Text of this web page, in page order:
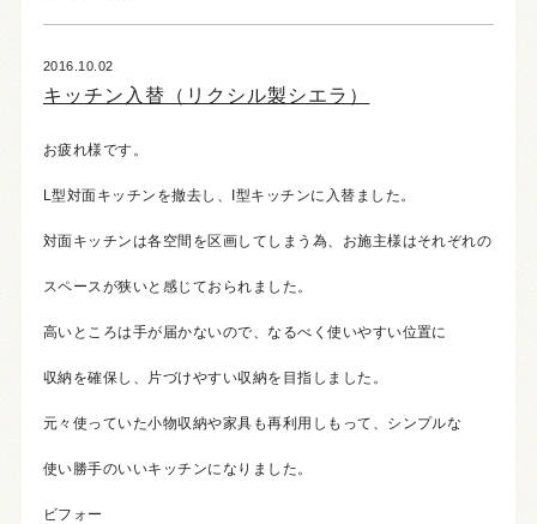
2016.10.02
キッチン入替（リクシル製シエラ）
お疲れ様です。
L型対面キッチンを撤去し、I型キッチンに入替ました。
対面キッチンは各空間を区画してしまう為、お施主様はそれぞれの
スペースが狭いと感じておられました。
高いところは手が届かないので、なるべく使いやすい位置に
収納を確保し、片づけやすい収納を目指しました。
元々使っていた小物収納や家具も再利用しもって、シンプルな
使い勝手のいいキッチンになりました。
ビフォー